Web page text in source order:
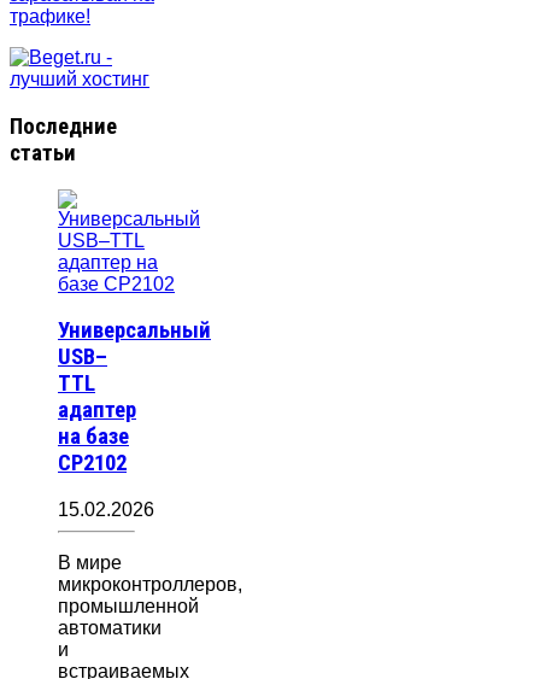
Последние
статьи
Универсальный
USB–
TTL
адаптер
на базе
CP2102
15.02.2026
В мире
микроконтроллеров,
промышленной
автоматики
и
встраиваемых